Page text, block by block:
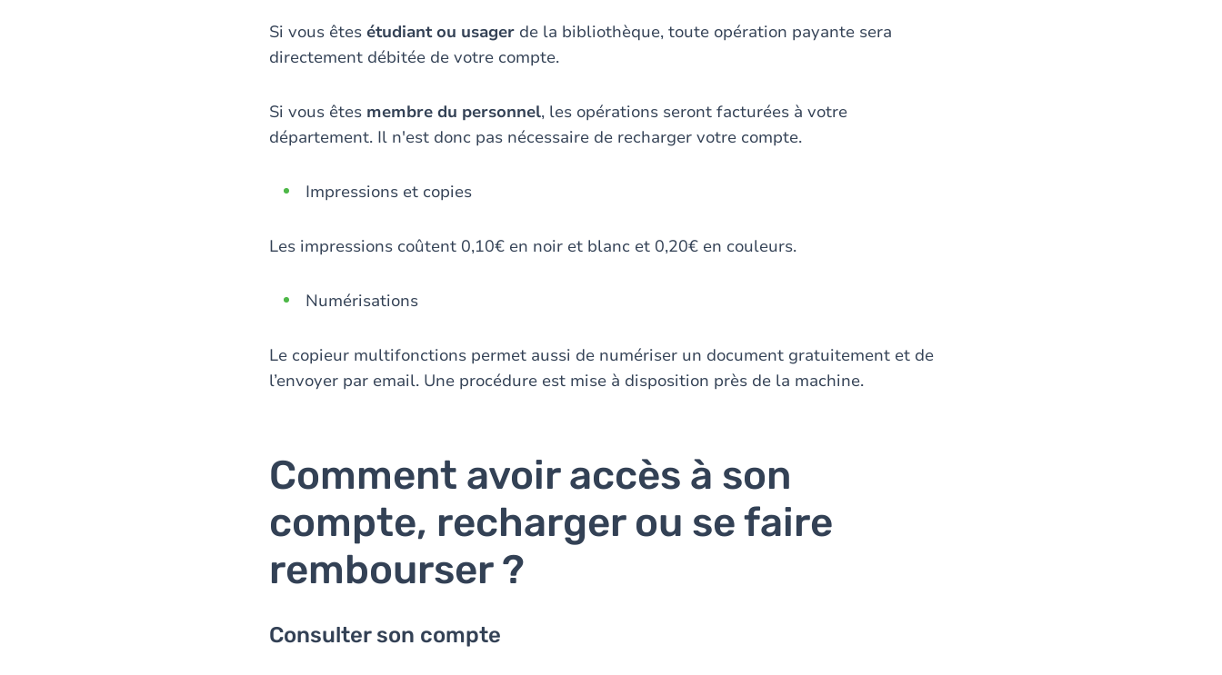
Si vous êtes étudiant ou usager de la bibliothèque, toute opération payante sera
directement débitée de votre compte.
Si vous êtes membre du personnel, les opérations seront facturées à votre
département. Il n'est donc pas nécessaire de recharger votre compte.
Impressions et copies
Les impressions coûtent 0,10€ en noir et blanc et 0,20€ en couleurs.
Numérisations
Le copieur multifonctions permet aussi de numériser un document gratuitement et de
l’envoyer par email. Une procédure est mise à disposition près de la machine.
Comment avoir accès à son
compte, recharger ou se faire
rembourser ?
Consulter son compte